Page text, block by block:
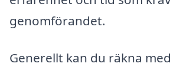
genomförandet.
Generellt kan du räkna